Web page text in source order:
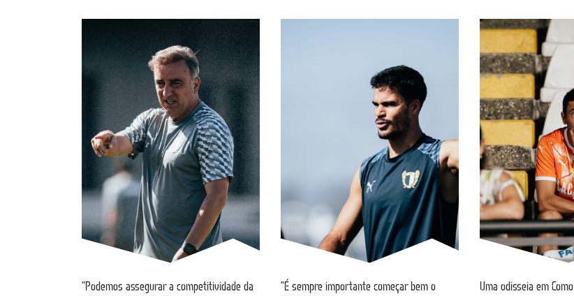
“Podemos assegurar a competitividade da
“É sempre importante começar bem o
Uma odisseia em Como